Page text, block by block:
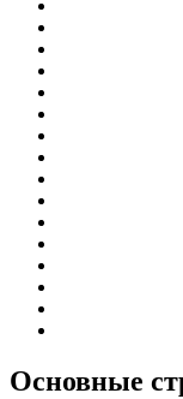
Основные